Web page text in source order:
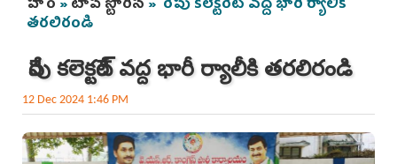
హోం »టాప్ స్టోరీస్ » రేపు కలెక్టరేట్ వద్ద భారీ ర్యాలీకి
త‌ర‌లిరండి
రేపు కలెక్టరేట్ వద్ద భారీ ర్యాలీకి త‌ర‌లిరండి
12 Dec 2024 1:46 PM